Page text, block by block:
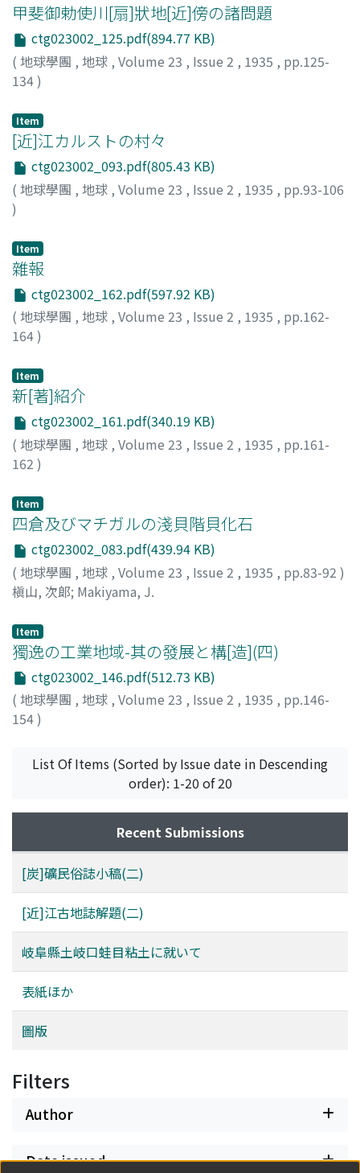
甲斐御勅使川[扇]狀地[近]傍の諸問題
ctg023002_125.pdf(894.77 KB)
( 地球學團 , 地球 , Volume 23 , Issue 2 , 1935 , pp.125-
134)
Item
[近]江カルストの村々
ctg023002_093.pdf(805.43 KB)
( 地球學團 , 地球 , Volume 23 , Issue 2 , 1935 , pp.93-106
)
Item
雜報
ctg023002_162.pdf(597.92 KB)
( 地球學團 , 地球 , Volume 23 , Issue 2 , 1935 , pp.162-
164)
Item
新[著]紹介
ctg023002_161.pdf(340.19 KB)
( 地球學團 , 地球 , Volume 23 , Issue 2 , 1935 , pp.161-
162 )
Item
四倉及びマチガルの淺貝階貝化石
ctg023002_083.pdf(439.94 KB)
( 地球學團 , 地球 , Volume 23 , Issue 2 , 1935 , pp.83-92 )
槇山, 次郞; Makiyama, J.
Item
獨逸の工業地域-其の發展と構[造](四)
ctg023002_146.pdf(512.73 KB)
( 地球學團 , 地球 , Volume 23 , Issue 2 , 1935 , pp.146-
154)
Ando, K.
List Of Items (Sorted by Issue date in Descending
order): 1-20 of 20
Recent Submissions
[炭]礦民俗誌小稿(二)
[近]江古地誌解題(二)
岐阜縣土岐口蛙目粘土に就いて
表紙ほか
圖版
Filters
Author
Date issued